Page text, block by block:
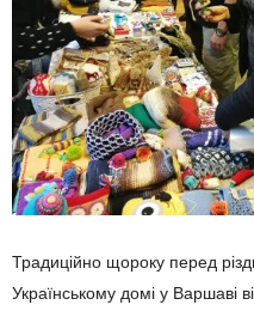
Традиційно щороку перед
Українському домі у Варшаві